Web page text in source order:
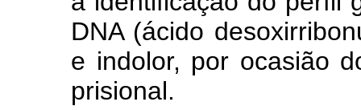
DNA (ácido
e indolor, por ocasião
prisional.